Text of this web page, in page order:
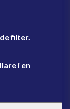
filter.
i en